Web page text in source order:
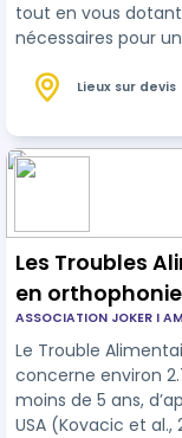
tout en vous
nécessaires pour
Lieux sur devis
Les Troubles
en
ASSOCIATION JOKER I
Le Trouble
concerne environ
moins de 5 ans,
USA (Kovacic et